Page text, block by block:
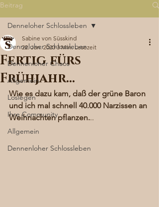
Beitrag
Denneloher Schlossleben
Dennenloher Chaos
Allgemein
Loslegen
Ihre Community
Allgemein
Dennenloher Schlossleben
Denneloher Schlossleben
Fertig fürs
Frühjahr…
Sabine von Süsskind
22. Jan. 2020 3 Min. Lesezeit
Wie es dazu kam, daß der grüne Baron
und ich mal schnell 40.000 Narzissen an
Weihnachten pflanzen...